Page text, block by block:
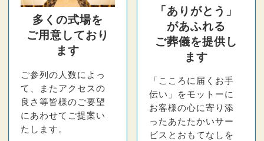
多くの式場を
ご用意しており
ます
ご参列の人数によっ
て、またアクセスの
良さ等皆様のご要望
にあわせてご提案い
たします。
「ありがとう」
があふれる
ご葬儀を提供し
ます
「こころに届くお手
伝い」をモットーに
お客様の心に寄り添
ったあたたかいサー
ビスとおもてなしを